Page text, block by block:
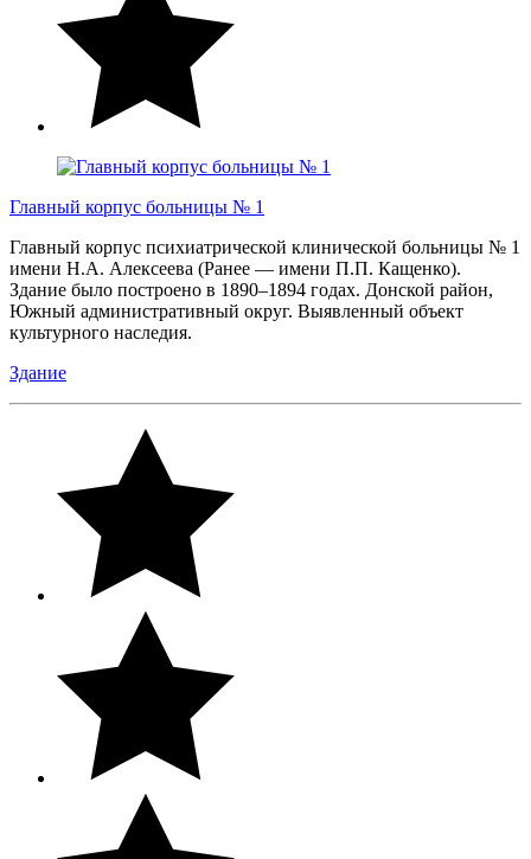
Главный корпус больницы № 1
Главный корпус психиатрической клинической больницы № 1
имени Н.А. Алексеева (Ранее — имени П.П. Кащенко).
Здание было построено в 1890–1894 годах. Донской район,
Южный административный округ. Выявленный объект
культурного наследия.
Здание